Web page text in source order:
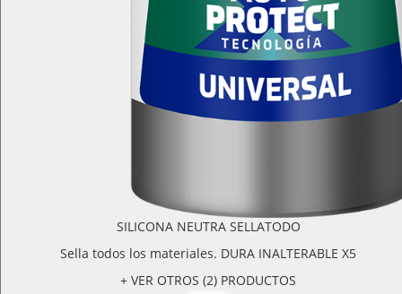
SILICONA NEUTRA SELLATODO
Sella todos los materiales. DURA INALTERABLE X5
+ VER OTROS (2) PRODUCTOS